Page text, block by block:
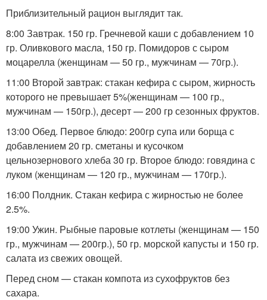
Приблизительный рацион выглядит так.
8:00 Завтрак. 150 гр. Гречневой каши с добавлением 10
гр. Оливкового масла, 150 гр. Помидоров с сыром
моцарелла (женщинам — 50 гр., мужчинам — 70гр.).
11:00 Второй завтрак: стакан кефира с сыром, жирность
которого не превышает 5%(женщинам — 100 гр.,
мужчинам — 150гр.), десерт — 200 гр сезонных фруктов.
13:00 Обед. Первое блюдо: 200гр супа или борща с
добавлением 20 гр. сметаны и кусочком
цельнозернового хлеба 30 гр. Второе блюдо: говядина с
луком (женщинам — 120 гр., мужчинам — 170гр.).
16:00 Полдник. Стакан кефира с жирностью не более
2.5%.
19:00 Ужин. Рыбные паровые котлеты (женщинам — 150
гр., мужчинам — 200гр.), 50 гр. морской капусты и 150 гр.
салата из свежих овощей.
Перед сном — стакан компота из сухофруктов без
сахара.